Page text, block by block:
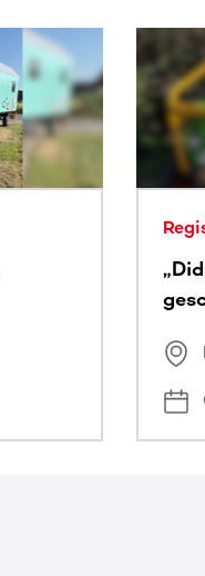
Inhalte.